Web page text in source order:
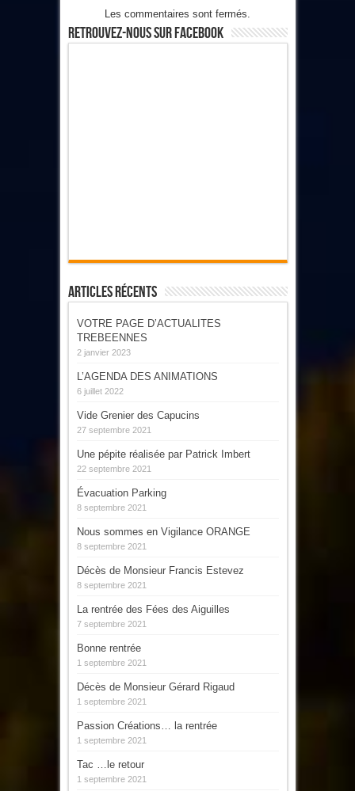
Les commentaires sont fermés.
Retrouvez-Nous Sur Facebook
Articles Récents
VOTRE PAGE D’ACTUALITES
TREBEENNES
2 janvier 2023
L’AGENDA DES ANIMATIONS
6 juillet 2022
Vide Grenier des Capucins
27 septembre 2021
Une pépite réalisée par Patrick Imbert
22 septembre 2021
Évacuation Parking
8 septembre 2021
Nous sommes en Vigilance ORANGE
8 septembre 2021
Décès de Monsieur Francis Estevez
8 septembre 2021
La rentrée des Fées des Aiguilles
7 septembre 2021
Bonne rentrée
1 septembre 2021
Décès de Monsieur Gérard Rigaud
1 septembre 2021
Passion Créations… la rentrée
1 septembre 2021
Tac …le retour
1 septembre 2021